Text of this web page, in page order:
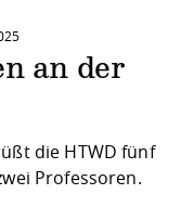
und Physik
Lebenslagen
Studentenwerk
Lehren,
Formulare und
Formulare und
Kooperationen
Klimaschutz &
Maschinenbau
an der
die HTWD fünf
Professoren.